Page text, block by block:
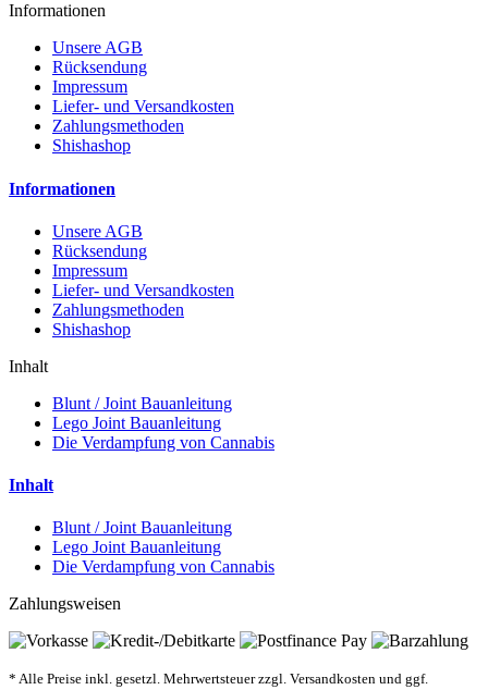
Informationen
Unsere AGB
Rücksendung
Impressum
Liefer- und Versandkosten
Zahlungsmethoden
Shishashop
Informationen
Unsere AGB
Rücksendung
Impressum
Liefer- und Versandkosten
Zahlungsmethoden
Shishashop
Inhalt
Blunt / Joint Bauanleitung
Lego Joint Bauanleitung
Die Verdampfung von Cannabis
Inhalt
Blunt / Joint Bauanleitung
Lego Joint Bauanleitung
Die Verdampfung von Cannabis
Zahlungsweisen
* Alle Preise inkl. gesetzl. Mehrwertsteuer zzgl. Versandkosten und ggf.